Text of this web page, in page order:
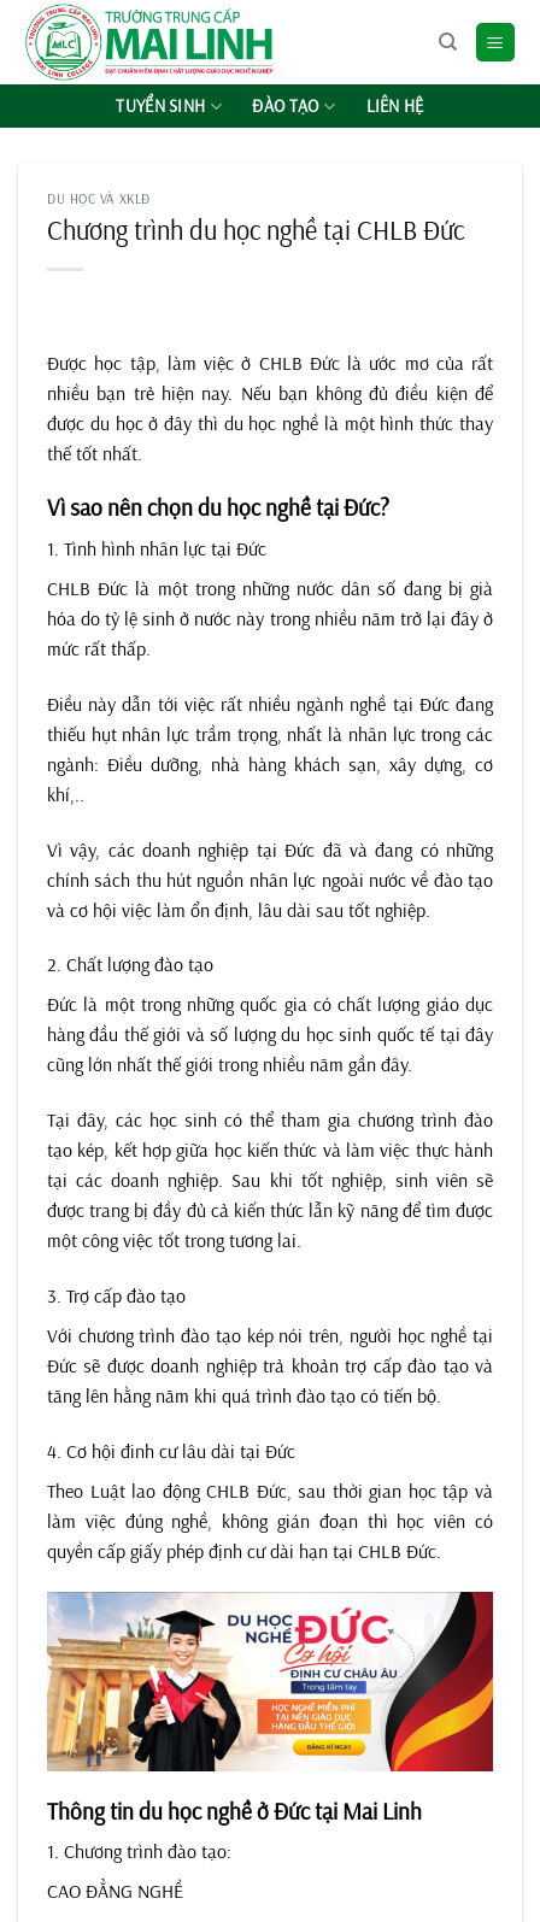
Chuyển
đến
TUYỂN SINH ĐÀO TẠO LIÊN HỆ
DU HỌC VÀ XKLĐ
Chương trình du học nghề tại CHLB Đức
Được học tập, làm việc ở CHLB Đức là ước mơ của rất
nhiều bạn trẻ hiện nay. Nếu bạn không đủ điều kiện để
được du học ở đây thì du học nghề là một hình thức thay
thế tốt nhất.
Vì sao nên chọn du học nghề tại Đức?
1. Tình hình nhân lực tại Đức
CHLB Đức là một trong những nước dân số đang bị già
hóa do tỷ lệ sinh ở nước này trong nhiều năm trở lại đây ở
mức rất thấp.
Điều này dẫn tới việc rất nhiều ngành nghề tại Đức đang
thiếu hụt nhân lực trầm trọng, nhất là nhân lực trong các
ngành: Điều dưỡng, nhà hàng khách sạn, xây dựng, cơ
khí,..
Vì vậy, các doanh nghiệp tại Đức đã và đang có những
chính sách thu hút nguồn nhân lực ngoài nước về đào tạo
và cơ hội việc làm ổn định, lâu dài sau tốt nghiệp.
2. Chất lượng đào tạo
Đức là một trong những quốc gia có chất lượng giáo dục
hàng đầu thế giới và số lượng du học sinh quốc tế tại đây
cũng lớn nhất thế giới trong nhiều năm gần đây.
Tại đây, các học sinh có thể tham gia chương trình đào
tạo kép, kết hợp giữa học kiến thức và làm việc thực hành
tại các doanh nghiệp. Sau khi tốt nghiệp, sinh viên sẽ
được trang bị đầy đủ cả kiến thức lẫn kỹ năng để tìm được
một công việc tốt trong tương lai.
3. Trợ cấp đào tạo
Với chương trình đào tạo kép nói trên, người học nghề tại
Đức sẽ được doanh nghiệp trả khoản trợ cấp đào tạo và
tăng lên hằng năm khi quá trình đào tạo có tiến bộ.
4. Cơ hội đinh cư lâu dài tại Đức
Theo Luật lao động CHLB Đức, sau thời gian học tập và
làm việc đúng nghề, không gián đoạn thì học viên có
quyền cấp giấy phép định cư dài hạn tại CHLB Đức.
Thông tin du học nghề ở Đức tại Mai Linh
1. Chương trình đào tạo:
CAO ĐẲNG NGHỀ